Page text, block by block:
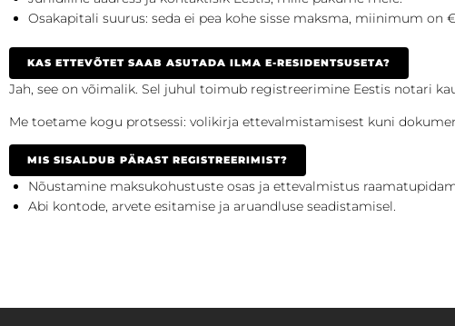
Osakapitali suurus: seda ei pea kohe sisse maksma, miinimum on
KAS ETTEVÕTET SAAB ASUTADA ILMA E-RESIDENTSUSETA?
Jah, see on võimalik. Sel juhul toimub registreerimine Eestis notari
Me toetame kogu protsessi: volikirja ettevalmistamisest kuni
MIS SISALDUB PÄRAST REGISTREERIMIST?
Nõustamine maksukohustuste osas ja ettevalmistus
Abi kontode, arvete esitamise ja aruandluse seadistamisel.